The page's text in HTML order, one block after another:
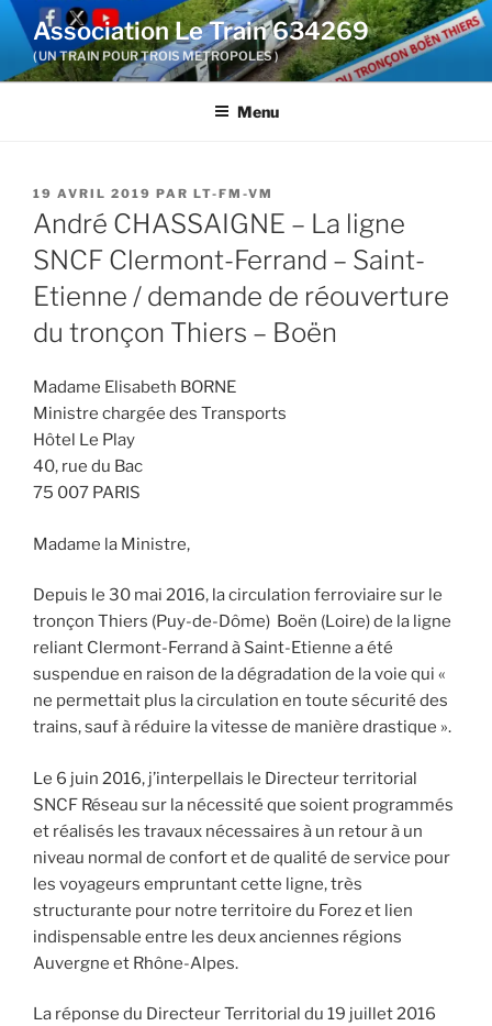
Aller
contenu
Association Le Train 634269
( UN TRAIN POUR TROIS METROPOLES )
Menu
PUBLIÉ
LE
19 AVRIL 2019 PAR LT-FM-VM
André CHASSAIGNE – La ligne
SNCF Clermont-Ferrand – Saint-
Etienne / demande de réouverture
du tronçon Thiers – Boën
Madame Elisabeth BORNE
Ministre chargée des Transports
Hôtel Le Play
40, rue du Bac
75 007 PARIS
Madame la Ministre,
Depuis le 30 mai 2016, la circulation ferroviaire sur le
tronçon Thiers (Puy-de-Dôme) Boën (Loire) de la ligne
reliant Clermont-Ferrand à Saint-Etienne a été
suspendue en raison de la dégradation de la voie qui «
ne permettait plus la circulation en toute sécurité des
trains, sauf à réduire la vitesse de manière drastique ».
Le 6 juin 2016, j’interpellais le Directeur territorial
SNCF Réseau sur la nécessité que soient programmés
et réalisés les travaux nécessaires à un retour à un
niveau normal de confort et de qualité de service pour
les voyageurs empruntant cette ligne, très
structurante pour notre territoire du Forez et lien
indispensable entre les deux anciennes régions
Auvergne et Rhône-Alpes.
La réponse du Directeur Territorial du 19 juillet 2016